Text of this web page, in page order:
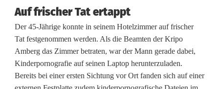
u
n
t
e
r
Auf frischer Tat ertappt
Der 45-Jährige konnte in seinem Hotelzimmer auf frischer
Tat festgenommen werden. Als die Beamten der Kripo
Amberg das Zimmer betraten, war der Mann gerade dabei,
Kinderpornografie auf seinen Laptop herunterzuladen.
Bereits bei einer ersten Sichtung vor Ort fanden sich auf einer